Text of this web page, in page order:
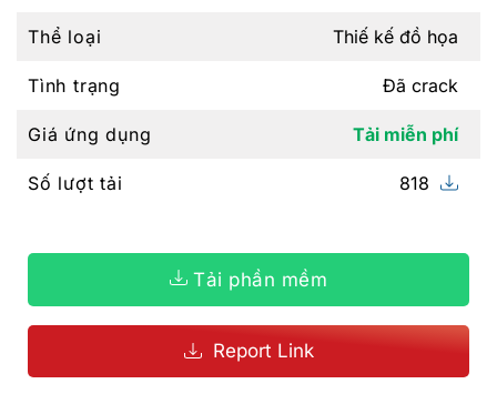
Thể loại Thiế kế đồ họa
Tình trạng Đã crack
Giá ứng dụng Tải miễn phí
Số lượt tải 818
Tải phần mềm
Report Link